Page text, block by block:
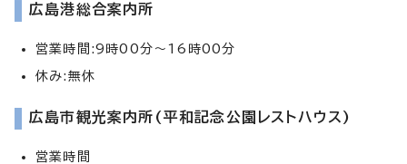
広島港総合案内所
営業時間:9時00分～16時00分
休み:無休
広島市観光案内所(平和記念公園レストハウス)
営業時間